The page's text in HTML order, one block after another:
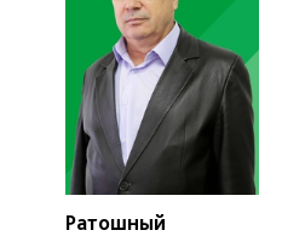
Ратошный